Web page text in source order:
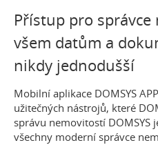
Přístup pro
všem datům a
nikdy jednodušší
Mobilní aplikace DOMSYS
užitečných nástrojů, které
správu nemovitostí
všechny moderní správce